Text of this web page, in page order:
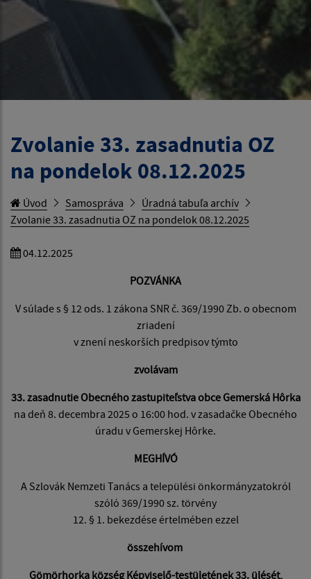
Zvolanie 33. zasadnutia OZ
na pondelok 08.12.2025
Úvod Samospráva
Úradná tabuľa archív
Zvolanie 33. zasadnutia OZ na pondelok 08.12.2025
04.12.2025
POZVÁNKA
V súlade s § 12 ods. 1 zákona SNR č. 369/1990 Zb. o obecnom
zriadení
v znení neskorších predpisov týmto
zvolávam
33. zasadnutie Obecného zastupiteľstva obce Gemerská Hôrka
na deň 8. decembra 2025 o 16:00 hod. v zasadačke Obecného
úradu v Gemerskej Hôrke.
MEGHÍVÓ
A Szlovák Nemzeti Tanács a települési önkormányzatokról
szóló 369/1990 sz. törvény
12. § 1. bekezdése értelmében ezzel
összehívom
Gömörhorka község Képviselő-testületének 33. ülését,